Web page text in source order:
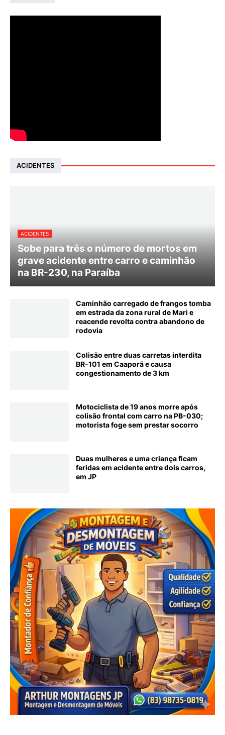
ACIDENTES
ACIDENTES
Sobe para três o número de mortos em
grave acidente entre carro e caminhão
na BR-230, na Paraíba
Caminhão carregado de frangos tomba
em estrada da zona rural de Mari e
reacende revolta contra abandono de
rodovia
Colisão entre duas carretas interdita
BR-101 em Caaporã e causa
congestionamento de 3 km
Motociclista de 19 anos morre após
colisão frontal com carro na PB-030;
motorista foge sem prestar socorro
Duas mulheres e uma criança ficam
feridas em acidente entre dois carros,
em JP